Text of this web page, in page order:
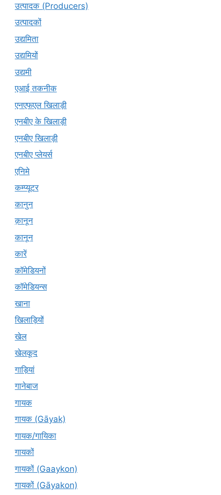
उत्पादक (Producers)
उत्पादकों
उद्यमिता
उद्यमियों
उद्यमी
एआई तकनीक
एनएफएल खिलाड़ी
एनबीए के खिलाड़ी
एनबीए खिलाड़ी
एनबीए प्लेयर्स
एनिमे
कम्प्यूटर
कानुन
क़ानून
कानून
कारें
कॉमेडियनों
कॉमेडियन्स
खाना
खिलाड़ियों
खेल
खेलकूद
गाड़ियां
गानेबाज
गायक
गायक (Gāyak)
गायक/गायिका
गायकों
गायकों (Gaaykon)
गायकों (Gāyakon)